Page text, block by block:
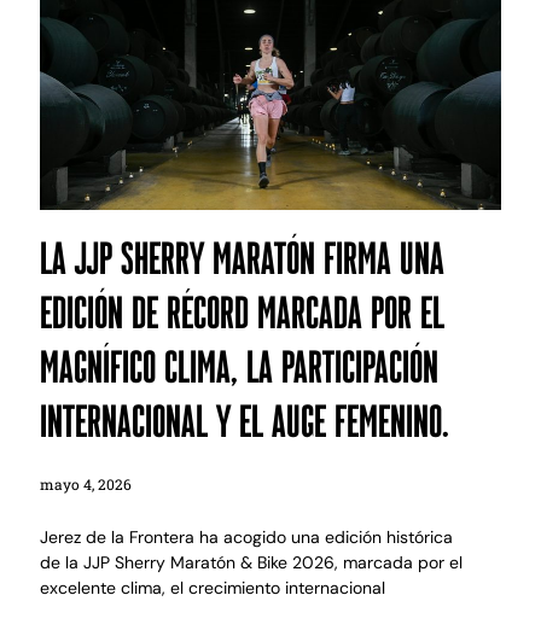
La JJP Sherry Maratón firma una
edición de récord marcada por el
magnífico clima, la participación
internacional y el auge femenino.
mayo 4, 2026
Jerez de la Frontera ha acogido una edición histórica
de la JJP Sherry Maratón & Bike 2026, marcada por el
excelente clima, el crecimiento internacional